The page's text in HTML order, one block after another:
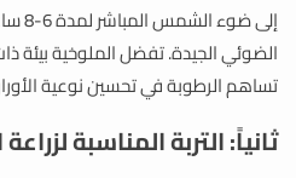
إلى
الضوئي الجيدة. تفضل الملوخية بيئة
تساهم الرطوبة في تحسين نوعية
ثانياً: التربة المناسبة